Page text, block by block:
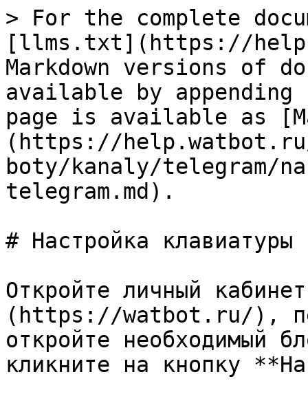
> For the complete
[llms.txt](https://
Markdown versions of
available by
page is available as
(https://
boty/kanaly/telegram/
telegram.md).
# Настройка
Откройте личный
(https://watbot.ru/),
откройте необходимый
кликните на кнопку